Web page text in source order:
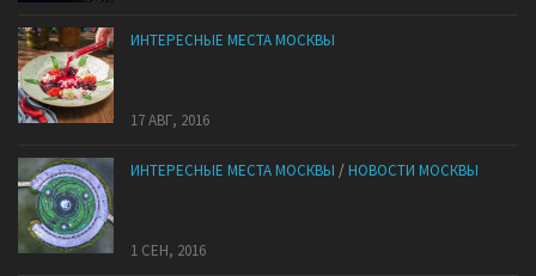
ИНТЕРЕСНЫЕ МЕСТА МОСКВЫ
17 АВГ, 2016
ИНТЕРЕСНЫЕ МЕСТА МОСКВЫ /НОВОСТИ МОСКВЫ
1 СЕН, 2016